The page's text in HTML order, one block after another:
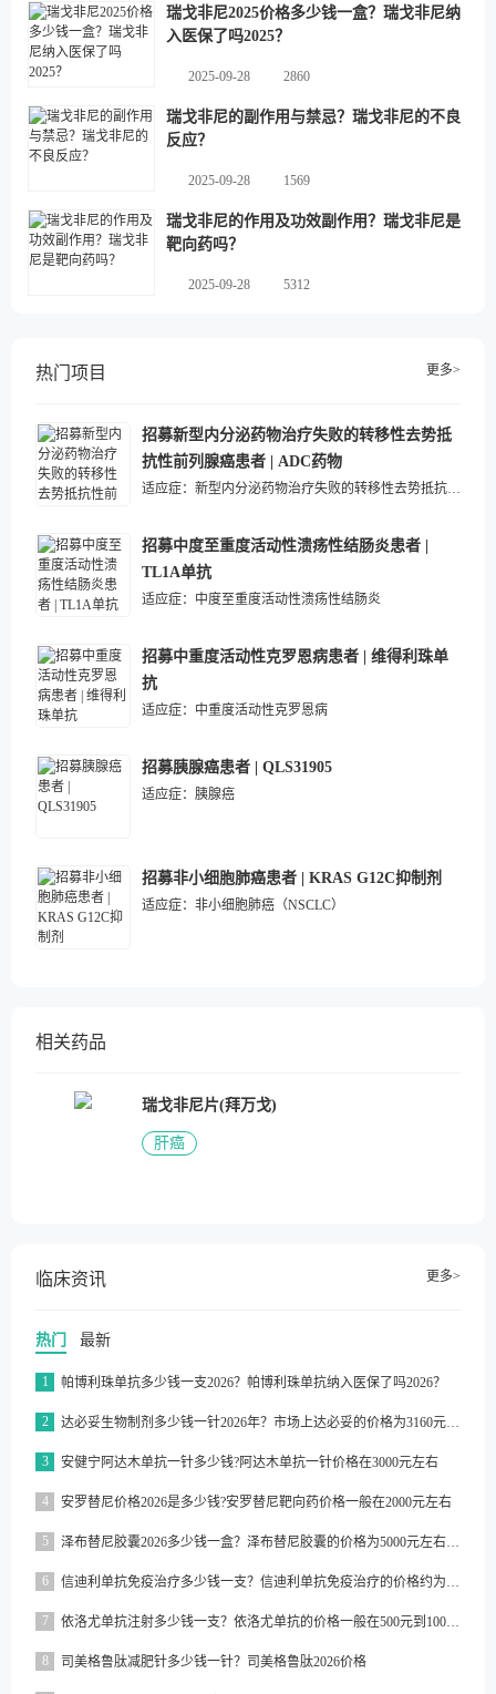
瑞戈非尼2025价格多少钱一盒？瑞戈非尼纳
入医保了吗2025？
2025-09-28 2860
瑞戈非尼的副作用与禁忌？瑞戈非尼的不良
反应？
2025-09-28 1569
瑞戈非尼的作用及功效副作用？瑞戈非尼是
靶向药吗？
2025-09-28 5312
热门项目 更多>
招募新型内分泌药物治疗失败的转移性去势抵
抗性前列腺癌患者 | ADC药物
适应症： 新型内分泌药物治疗失败的转移性去势抵抗性前列腺癌
招募中度至重度活动性溃疡性结肠炎患者 |
TL1A单抗
适应症： 中度至重度活动性溃疡性结肠炎
招募中重度活动性克罗恩病患者 | 维得利珠单
抗
适应症： 中重度活动性克罗恩病
招募胰腺癌患者 | QLS31905
适应症： 胰腺癌
招募非小细胞肺癌患者 | KRAS G12C抑制剂
适应症： 非小细胞肺癌（NSCLC）
相关药品
瑞戈非尼片(拜万戈)
肝癌
临床资讯 更多>
热门 最新
1 帕博利珠单抗多少钱一支2026？帕博利珠单抗纳入医保了吗2026？
2 达必妥生物制剂多少钱一针2026年？市场上达必妥的价格为3160元/支左右
3 安健宁阿达木单抗一针多少钱?阿达木单抗一针价格在3000元左右
4 安罗替尼价格2026是多少钱?安罗替尼靶向药价格一般在2000元左右
5 泽布替尼胶囊2026多少钱一盒？泽布替尼胶囊的价格为5000元左右一盒
6 信迪利单抗免疫治疗多少钱一支？信迪利单抗免疫治疗的价格约为2843元一支
7 依洛尤单抗注射多少钱一支？依洛尤单抗的价格一般在500元到1000元之间一支
8 司美格鲁肽减肥针多少钱一针？司美格鲁肽2026价格